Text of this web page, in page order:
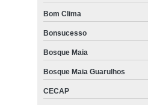
Bom Clima
Bonsucesso
Bosque Maia
Bosque Maia Guarulhos
CECAP